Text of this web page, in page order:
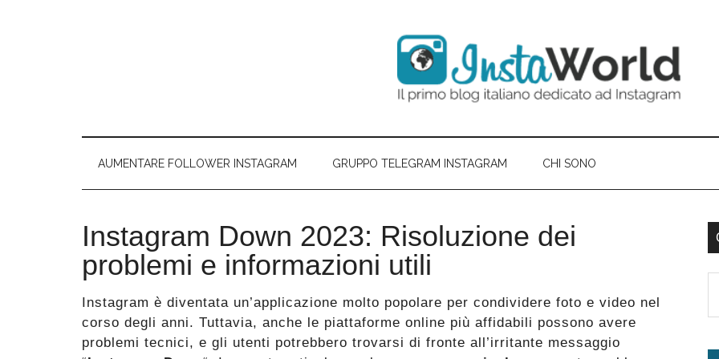
AUMENTARE FOLLOWER INSTAGRAM GRUPPO TELEGRAM INSTAGRAM CHI SONO
Instagram Down 2023: Risoluzione dei
problemi e informazioni utili
Instagram è diventata un’applicazione molto popolare per condividere foto e video nel
corso degli anni. Tuttavia, anche le piattaforme online più affidabili possono avere
problemi tecnici, e gli utenti potrebbero trovarsi di fronte all’irritante messaggio